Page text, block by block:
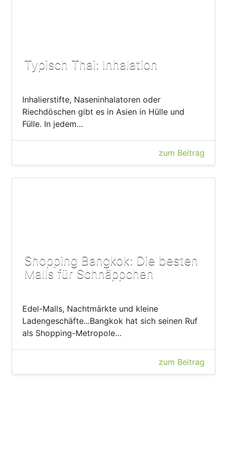
Typisch Thai: Inhalation
Inhalierstifte, Naseninhalatoren oder
Riechdöschen gibt es in Asien in Hülle und
Fülle. In jedem…
zum Beitrag
Shopping Bangkok: Die besten
Malls für Schnäppchen
Edel-Malls, Nachtmärkte und kleine
Ladengeschäfte...Bangkok hat sich seinen Ruf
als Shopping-Metropole…
zum Beitrag